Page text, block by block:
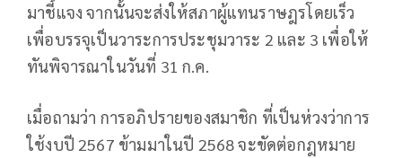
มาชี้แจง จากนั้นจะส่งให้สภาผู้แทนราษฎรโดยเร็ว
เพื่อบรรจุเป็นวาระการประชุมวาระ 2 และ 3 เพื่อให้
ทันพิจารณาในวันที่ 31 ก.ค.
เมื่อถามว่า การอภิปรายของสมาชิก ที่เป็นห่วงว่าการ
ใช้งบปี 2567 ข้ามมาในปี 2568 จะขัดต่อกฎหมาย